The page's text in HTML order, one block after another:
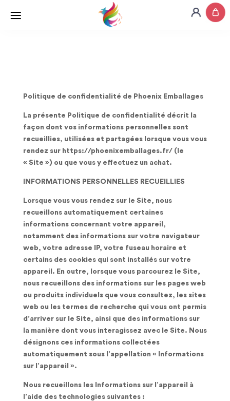
Politique de confidentialité de Phoenix Emballages
La présente Politique de confidentialité décrit la
façon dont vos informations personnelles sont
recueillies, utilisées et partagées lorsque vous vous
rendez sur https://phoenixemballages.fr/ (le
« Site ») ou que vous y effectuez un achat.
INFORMATIONS PERSONNELLES RECUEILLIES
Lorsque vous vous rendez sur le Site, nous
recueillons automatiquement certaines
informations concernant votre appareil,
notamment des informations sur votre navigateur
web, votre adresse IP, votre fuseau horaire et
certains des cookies qui sont installés sur votre
appareil. En outre, lorsque vous parcourez le Site,
nous recueillons des informations sur les pages web
ou produits individuels que vous consultez, les sites
web ou les termes de recherche qui vous ont permis
d’arriver sur le Site, ainsi que des informations sur
la manière dont vous interagissez avec le Site. Nous
désignons ces informations collectées
automatiquement sous l’appellation « Informations
sur l’appareil ».
Nous recueillons les Informations sur l’appareil à
l’aide des technologies suivantes :